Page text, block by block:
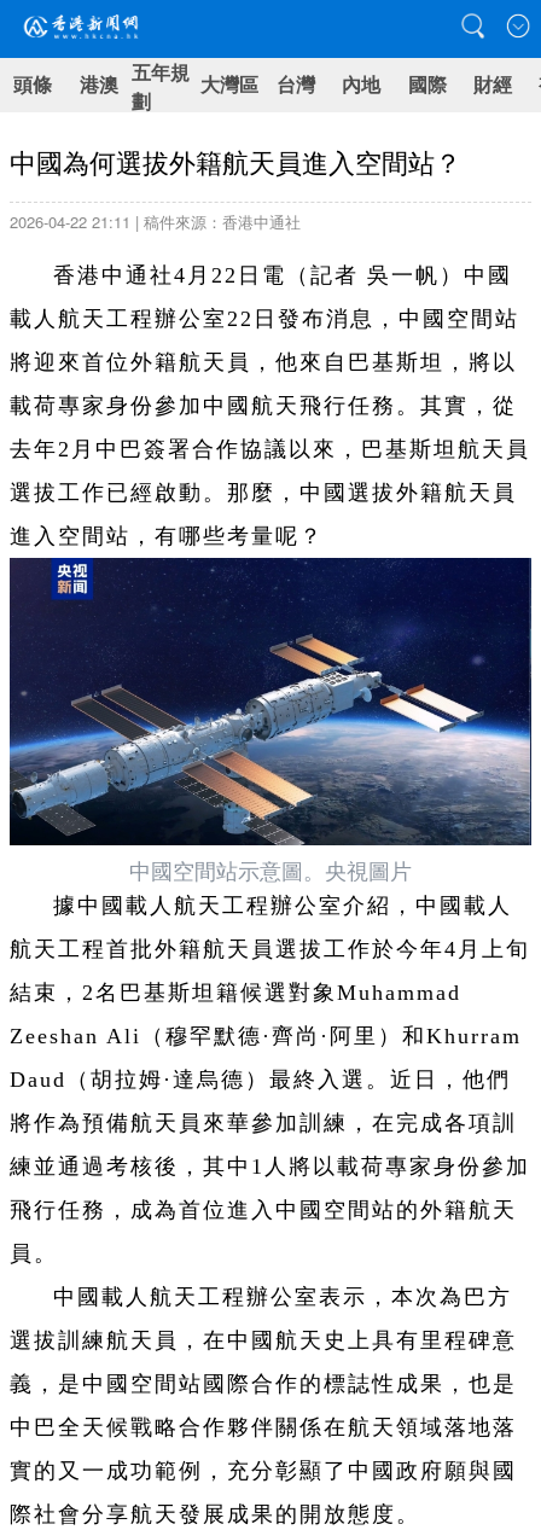
頭條 港澳 五年規
劃
大灣區 台灣 內地 國際 財經
中國為何選拔外籍航天員進入空間站？
2026-04-22 21:11 | 稿件來源：香港中通社
香港中通社4月22日電（ 記者 吳一帆） 中國
載人航天工程辦公室22日發布消息，中國空間站
將迎來首位外籍航天員，他來自巴基斯坦，將以
載荷專家身份參加中國航天飛行任務。其實，從
去年2月中巴簽署合作協議以來，巴基斯坦航天員
選拔工作已經啟動。那麼，中國選拔外籍航天員
進入空間站，有哪些考量呢？
中國空間站示意圖。央視圖片
據中國載人航天工程辦公室介紹，中國載人
航天工程首批外籍航天員選拔工作於今年4月上旬
結束，2名巴基斯坦籍候選對象Muhammad
Zeeshan Ali（穆罕默德·齊尚·阿里）和Khurram
Daud（胡拉姆·達烏德）最終入選。近日，他們
將作為預備航天員來華參加訓練，在完成各項訓
練並通過考核後，其中1人將以載荷專家身份參加
飛行任務，成為首位進入中國空間站的外籍航天
員。
中國載人航天工程辦公室表示，本次為巴方
選拔訓練航天員，在中國航天史上具有里程碑意
義，是中國空間站國際合作的標誌性成果，也是
中巴全天候戰略合作夥伴關係在航天領域落地落
實的又一成功範例，充分彰顯了中國政府願與國
際社會分享航天發展成果的開放態度。